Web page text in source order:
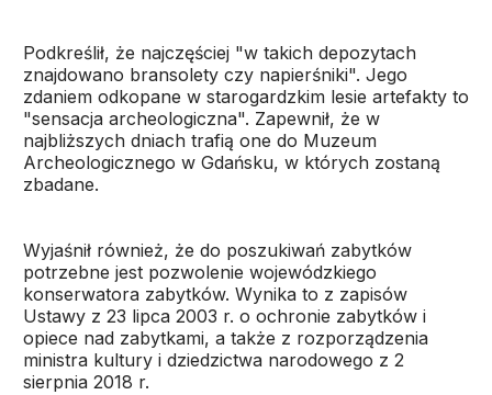
Podkreślił, że najczęściej "w takich depozytach
znajdowano bransolety czy napierśniki". Jego
zdaniem odkopane w starogardzkim lesie artefakty to
"sensacja archeologiczna". Zapewnił, że w
najbliższych dniach trafią one do Muzeum
Archeologicznego w Gdańsku, w których zostaną
zbadane.
Wyjaśnił również, że do poszukiwań zabytków
potrzebne jest pozwolenie wojewódzkiego
konserwatora zabytków. Wynika to z zapisów
Ustawy z 23 lipca 2003 r. o ochronie zabytków i
opiece nad zabytkami, a także z rozporządzenia
ministra kultury i dziedzictwa narodowego z 2
sierpnia 2018 r.